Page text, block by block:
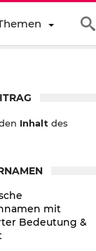
Inhalt des
mit
Bedeutung &